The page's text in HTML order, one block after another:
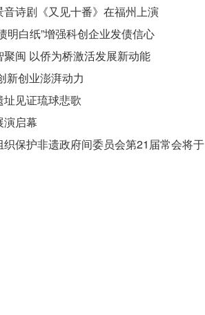
诗剧《又见十番》在福州上演
明白纸”增强科创企业发债信心
聚闽 以侨为桥激活发展新动能
新创业澎湃动力
见证琉球悲歌
演启幕
保护非遗政府间委员会第21届常会将于